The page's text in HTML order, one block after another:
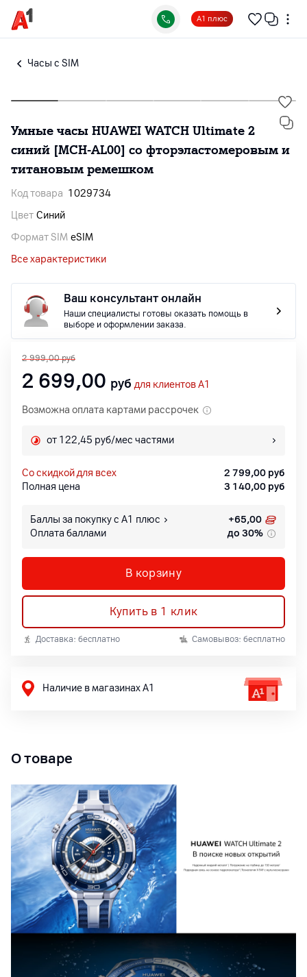
А1 плюс
Часы с SIM
Умные часы HUAWEI WATCH Ultimate 2
синий [MCH-AL00] со фторэластомеровым и
титановым ремешком
Код товара 1029734
Цвет Синий
Формат SIM eSIM
Все характеристики
Ваш консультант онлайн
Наши специалисты готовы оказать помощь в
выборе и оформлении заказа.
2 999,00 руб
2 699,00 руб для клиентов A1
Возможна оплата картами рассрочек
от 122,45 руб/мес частями
со скидкой для всех 2 799,00 руб
Полная цена
3 140,00 руб
Баллы за покупку с А1 плюс +65,00
Оплата баллами
до 30%
В корзину
Купить в 1 клик
Доставка: бесплатно Самовывоз: бесплатно
Наличие в магазинах А1
О товаре